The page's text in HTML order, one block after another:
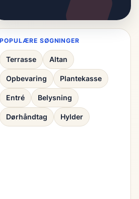
POPULÆRE SØGNINGER
Terrasse Altan
Opbevaring Plantekasse
Entré Belysning
Dørhåndtag Hylder